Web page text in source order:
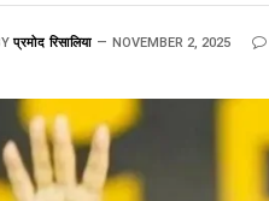
प्रमोद रिसालिया NOVEMBER 2, 2025